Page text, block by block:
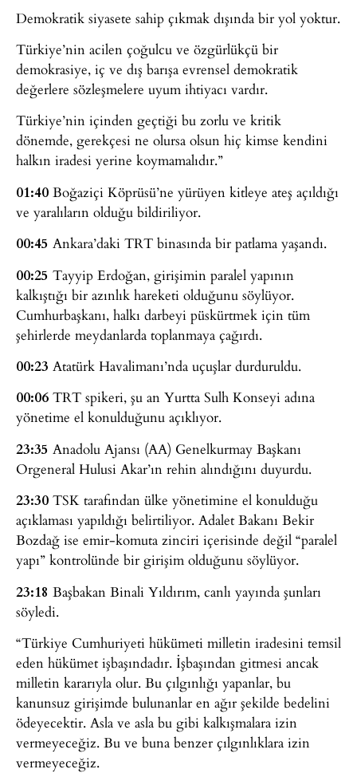
Demokratik siyasete sahip çıkmak dışında bir yol yoktur.
Türkiye’nin acilen çoğulcu ve özgürlükçü bir
demokrasiye, iç ve dış barışa evrensel demokratik
değerlere sözleşmelere uyum ihtiyacı vardır.
Türkiye’nin içinden geçtiği bu zorlu ve kritik
dönemde, gerekçesi ne olursa olsun hiç kimse kendini
halkın iradesi yerine koymamalıdır.”
01:40 Boğaziçi Köprüsü’ne yürüyen kitleye ateş açıldığı
ve yaralıların olduğu bildiriliyor.
00:45 Ankara’daki TRT binasında bir patlama yaşandı.
00:25 Tayyip Erdoğan, girişimin paralel yapının
kalkıştığı bir azınlık hareketi olduğunu söylüyor.
Cumhurbaşkanı, halkı darbeyi püskürtmek için tüm
şehirlerde meydanlarda toplanmaya çağırdı.
00:23 Atatürk Havalimanı’nda uçuşlar durduruldu.
00:06 TRT spikeri, şu an Yurtta Sulh Konseyi adına
yönetime el konulduğunu açıklıyor.
23:35 Anadolu Ajansı (AA) Genelkurmay Başkanı
Orgeneral Hulusi Akar’ın rehin alındığını duyurdu.
23:30 TSK tarafından ülke yönetimine el konulduğu
açıklaması yapıldığı belirtiliyor. Adalet Bakanı Bekir
Bozdağ ise emir-komuta zinciri içerisinde değil “paralel
yapı” kontrolünde bir girişim olduğunu söylüyor.
23:18 Başbakan Binali Yıldırım, canlı yayında şunları
söyledi.
“Türkiye Cumhuriyeti hükümeti milletin iradesini temsil
eden hükümet işbaşındadır. İşbaşından gitmesi ancak
milletin kararıyla olur. Bu çılgınlığı yapanlar, bu
kanunsuz girişimde bulunanlar en ağır şekilde bedelini
ödeyecektir. Asla ve asla bu gibi kalkışmalara izin
vermeyeceğiz. Bu ve buna benzer çılgınlıklara izin
vermeyeceğiz.